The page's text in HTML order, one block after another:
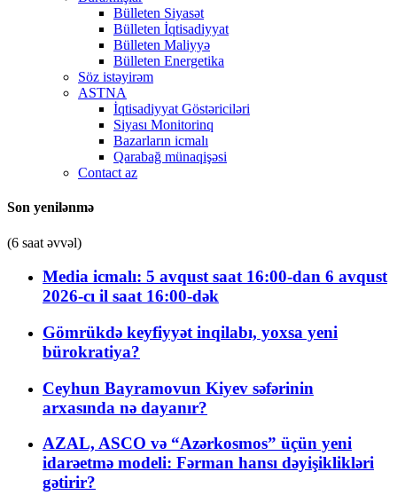
Bülleten Siyasət
Bülleten İqtisadiyyat
Bülleten Maliyyə
Bülleten Energetika
Söz istəyirəm
ASTNA
İqtisadiyyat Göstəriciləri
Siyası Monitorinq
Bazarların icmalı
Qarabağ münaqişəsi
Contact az
Son yenilənmə
(6 saat əvvəl)
Media icmalı: 5 avqust saat 16:00-dan 6 avqust
2026-cı il saat 16:00-dək
Gömrükdə keyfiyyət inqilabı, yoxsa yeni
bürokratiya?
Ceyhun Bayramovun Kiyev səfərinin
arxasında nə dayanır?
AZAL, ASCO və “Azərkosmos” üçün yeni
idarəetmə modeli: Fərman hansı dəyişiklikləri
gətirir?